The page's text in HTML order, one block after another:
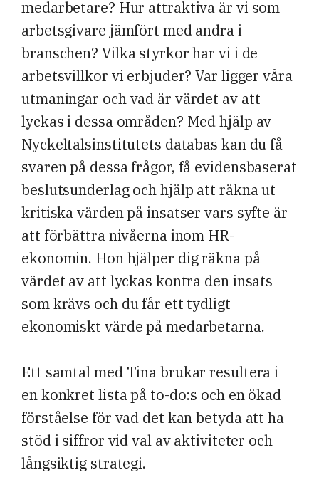
medarbetare? Hur attraktiva är vi som
arbetsgivare jämfört med andra i
branschen? Vilka styrkor har vi i de
arbetsvillkor vi erbjuder? Var ligger våra
utmaningar och vad är värdet av att
lyckas i dessa områden? Med hjälp av
Nyckeltalsinstitutets databas kan du få
svaren på dessa frågor, få evidensbaserat
beslutsunderlag och hjälp att räkna ut
kritiska värden på insatser vars syfte är
att förbättra nivåerna inom HR-
ekonomin. Hon hjälper dig räkna på
värdet av att lyckas kontra den insats
som krävs och du får ett tydligt
ekonomiskt värde på medarbetarna.
Ett samtal med Tina brukar resultera i
en konkret lista på to-do:s och en ökad
förståelse för vad det kan betyda att ha
stöd i siffror vid val av aktiviteter och
långsiktig strategi.